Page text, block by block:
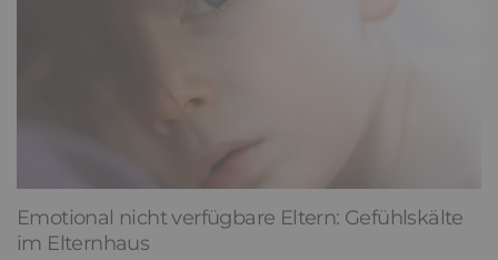
Emotional nicht verfügbare Eltern: Gefühlskälte
im Elternhaus